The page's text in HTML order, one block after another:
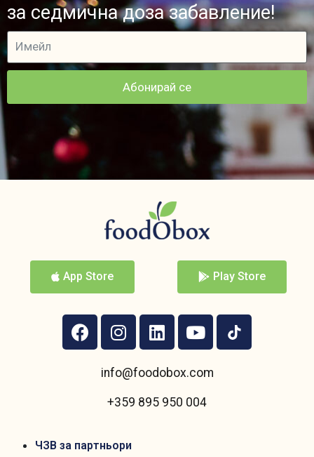
за седмична доза забавление!
Абонирай се
App Store Play Store
info@foodobox.com
+359 895 950 004
ЧЗВ за партньори